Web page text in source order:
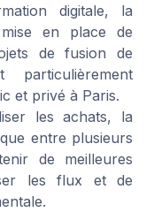
digitale, la
en place de
de fusion de
particulièrement
et privé à Paris.
les achats, la
entre plusieurs
de meilleures
les flux et de